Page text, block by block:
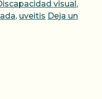
visual ,
, uveitis Deja un